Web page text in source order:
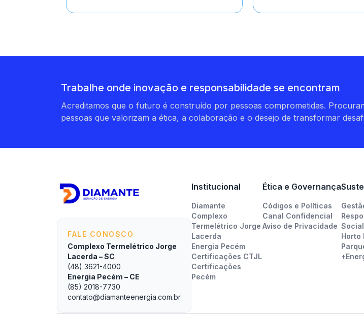
Termelétrico
Trabalhe onde inovação e responsabilidade se encontram
Acreditamos que o futuro é construído por pessoas comprometidas.
pessoas que valorizam a ética, a colaboração e o desejo de transformar
FALE CONOSCO
Complexo Termelétrico Jorge
Lacerda – SC
(48) 3621-4000
Energia Pecém – CE
(85) 2018-7730
contato@diamanteenergia.com.br
Institucional
Diamante
Complexo
Termelétrico Jorge
Lacerda
Energia Pecém
Certificações CTJL
Certificações
Pecém
Ética e Governança
Códigos e Políticas
Canal Confidencial
Aviso de Privacidade Social
Horto